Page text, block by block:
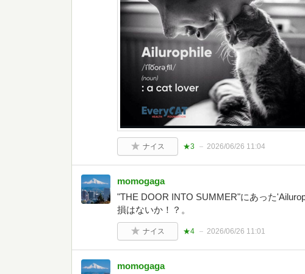
ナイス ★3 2026/06/26 11:04
momogaga
"THE DOOR INTO SUMMER"にあった
損はないか！？。
ナイス ★4 2026/06/26 11:01
momogaga